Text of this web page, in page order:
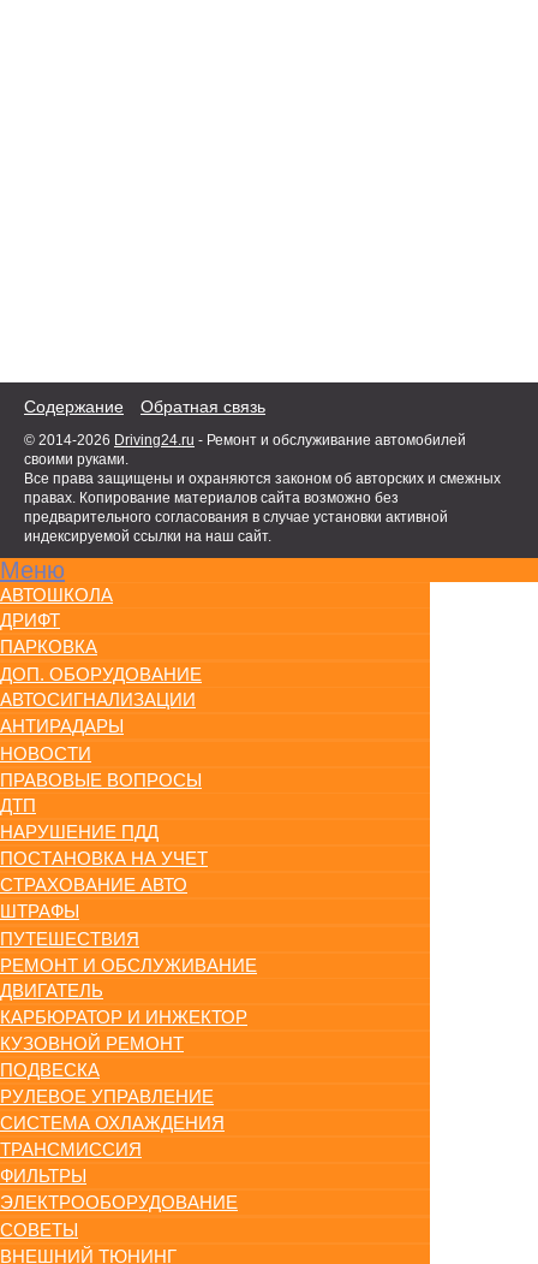
Содержание Обратная связь
© 2014-2026 Driving24.ru - Ремонт и обслуживание автомобилей
своими руками.
Все права защищены и охраняются законом об авторских и смежных
правах. Копирование материалов сайта возможно без
предварительного согласования в случае установки активной
индексируемой ссылки на наш сайт.
Меню
АВТОШКОЛА
ДРИФТ
ПАРКОВКА
ДОП. ОБОРУДОВАНИЕ
АВТОСИГНАЛИЗАЦИИ
АНТИРАДАРЫ
НОВОСТИ
ПРАВОВЫЕ ВОПРОСЫ
ДТП
НАРУШЕНИЕ ПДД
ПОСТАНОВКА НА УЧЕТ
СТРАХОВАНИЕ АВТО
ШТРАФЫ
ПУТЕШЕСТВИЯ
РЕМОНТ И ОБСЛУЖИВАНИЕ
ДВИГАТЕЛЬ
КАРБЮРАТОР И ИНЖЕКТОР
КУЗОВНОЙ РЕМОНТ
ПОДВЕСКА
РУЛЕВОЕ УПРАВЛЕНИЕ
СИСТЕМА ОХЛАЖДЕНИЯ
ТРАНСМИССИЯ
ФИЛЬТРЫ
ЭЛЕКТРООБОРУДОВАНИЕ
СОВЕТЫ
ВНЕШНИЙ ТЮНИНГ